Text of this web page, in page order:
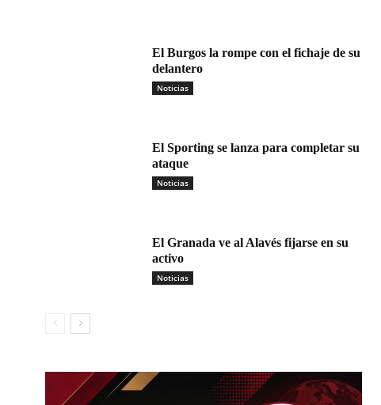
El Burgos la rompe con el fichaje de su
delantero
Noticias
El Sporting se lanza para completar su
ataque
Noticias
El Granada ve al Alavés fijarse en su
activo
Noticias